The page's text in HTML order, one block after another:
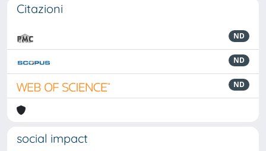
Citazioni
ND
ND
ND
social impact